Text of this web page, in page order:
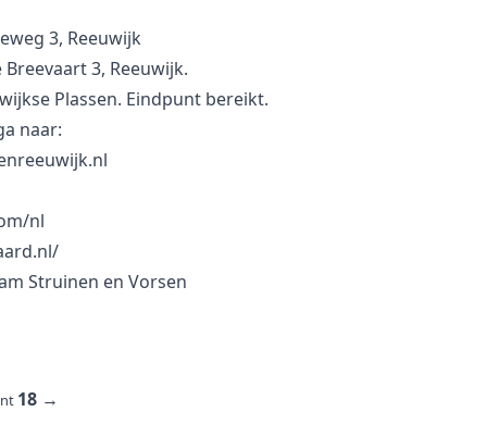
3, Reeuwijk
3, Reeuwijk.
Plassen. Eindpunt bereikt.
naar:
nl
Struinen en Vorsen
18→